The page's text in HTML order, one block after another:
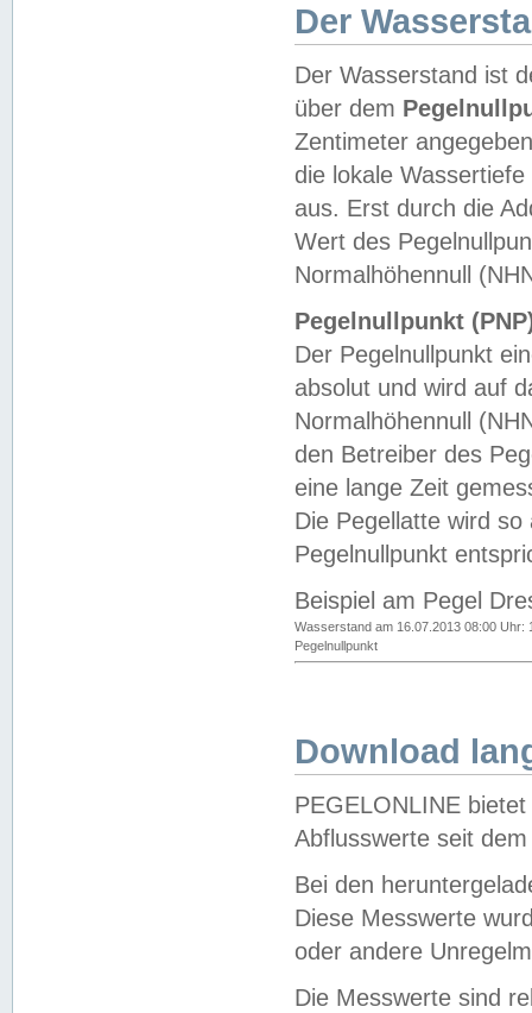
Der
Der Wasserstand ist
über dem
Zentimeter
die lokale
aus. Erst durch die
Wert des
Normalhöhennull
Pegelnullpunkt
Der Pegelnullpunkt
absolut und wird auf
Normalhöhennull
den Betreiber des
eine lange Zeit
Die Pegellatte wird
Pegelnullpunkt
Beispiel am Pegel
Wasserstand am 16.07.2013 08:00 Uhr:
Pegelnullpunkt
Download
PEGELONLINE
Abflusswerte seit
Bei den
Diese Messwerte
oder andere
Die Messwerte sind